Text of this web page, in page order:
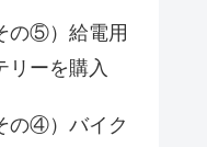
の⑤）給電用
リーを購入
の④）バイク